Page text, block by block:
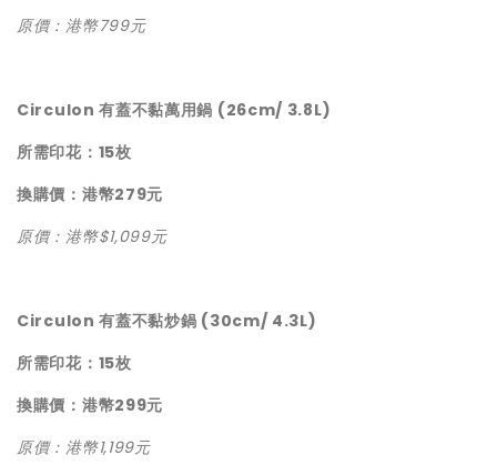
原價：港幣799元
Circulon 有蓋不黏萬用鍋 (26cm/ 3.8L)
所需印花：15枚
換購價：港幣279元
原價：港幣$1,099元
Circulon 有蓋不黏炒鍋 (30cm/ 4.3L)
所需印花：15枚
換購價：港幣299元
原價：港幣1,199元